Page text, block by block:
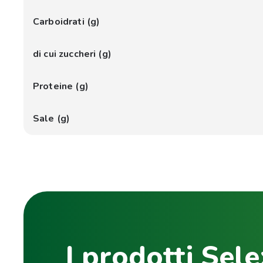
Carboidrati (g)
di cui zuccheri (g)
Proteine (g)
Sale (g)